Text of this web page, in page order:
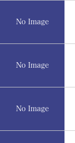
No Image
No Image
No Image